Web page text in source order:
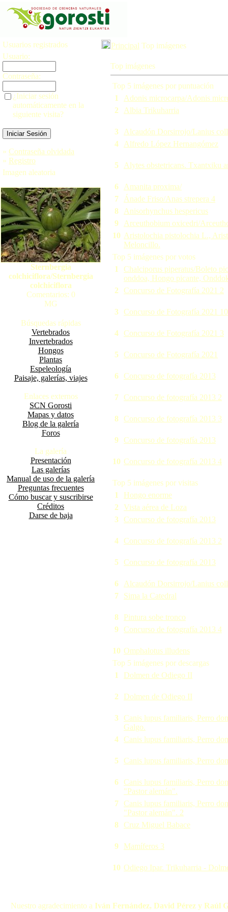
Usuarios registrados
Usuario:
Contraseña:
¿Iniciar sesión
automáticamente en la
siguiente visita?
» Contraseña olvidada
» Registro
Imagen aleatoria
Sternbergia
colchiciflora/Sternbergia
colchiciflora
Comentarios: 0
MG
Búsquedas rápidas
Vertebrados
Invertebrados
Hongos
Plantas
Espeleología
Paisaje, galerías, viajes
Enlaces externos
SCN Gorosti
Mapas y datos
Blog de la galería
Foros
La galería
Presentación
Las galerías
Manual de uso de la galería
Preguntas frecuentes
Cómo buscar y suscribirse
Créditos
Darse de baja
Principal Top imágenes
Top imágenes
Top 5 imágenes por puntuación
1
Adonis microcarpa/Adonis
2
Albia Trikuharria
3
Alcaudón Dorsirrojo/Lanius
4
Alfredo López Hernangómez
5 Alytes obstetricans. Txantxiku
6
Amanita proxima/
7
Ánade Friso/Anas strepera 4
8
Anisorhynchus hespericus
9
Arceuthobium oxicedri/
10 Aristolochia pistolochia L.,
Meloncillo.
Top 5 imágenes por votos
1
Chalciporus piperatus/Boleto
onddoa, Hongo picante,
2
Concurso de Fotografía 2021 2
3 Concurso de Fotografía 2021 10
4 Concurso de Fotografía 2021 3
5 Concurso de Fotografía 2021
6 Concurso de fotografía 2013
7 Concurso de fotografía 2013 2
8 Concurso de fotografía 2013 3
9 Concurso de fotografía 2013
10 Concurso de fotografía 2013 4
Top 5 imágenes por visitas
1
Hongo enorme
2
Vista aérea de Loza
3
Concurso de fotografía 2013
4 Concurso de fotografía 2013 2
5 Concurso de fotografía 2013
6
Alcaudón Dorsirrojo/Lanius
7
Sima la Catedral
8
Pintura sobe tronco
9
Concurso de fotografía 2013 4
10 Omphalotus illudens
Top 5 imágenes por descargas
1
Dolmen de Odiego II
2 Dolmen de Odiego II
3
Canis lupus familiaris, Perro
Galgo.
4
Canis lupus familiaris, Perro
5 Canis lupus familiaris, Perro
6
Canis lupus familiaris, Perro
"Pastor alemán".
7
Canis lupus familiaris, Perro
"Pastor alemán". 2
8
Cruz Miguel Babace
9 Mamíferos 3
10 Odiego Ipar. Trikuharria -
Nuestro agradecimiento a Iván Fernández, David Pérez y Raúl